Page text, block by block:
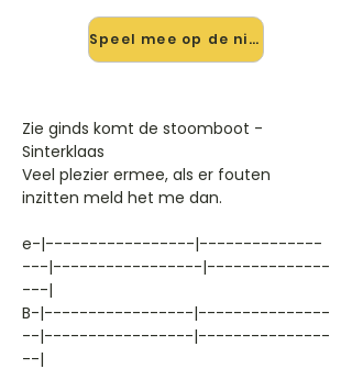
Speel mee op de nieuwe site →
Zie ginds komt de stoomboot -
Sinterklaas
Veel plezier ermee, als er fouten
inzitten meld het me dan.
e-|-----------------|--------------
---|-----------------|--------------
---|
B-|-----------------|---------------
--|-----------------|---------------
--|